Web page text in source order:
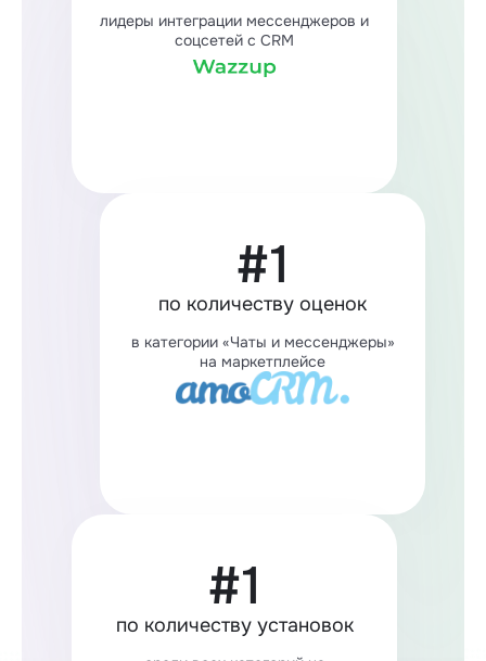
лидеры интеграции мессенджеров и
соцсетей с CRM
#1
по количеству оценок
в категории «Чаты и мессенджеры»
на маркетплейсе
#1
по количеству установок